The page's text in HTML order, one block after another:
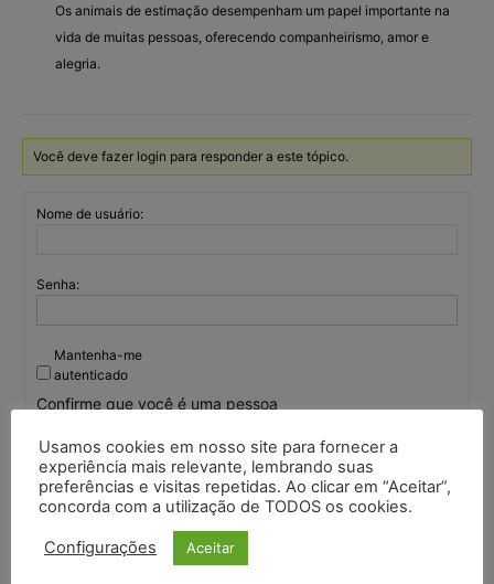
Os animais de estimação desempenham um papel importante na
vida de muitas pessoas, oferecendo companheirismo, amor e
alegria.
Você deve fazer login para responder a este tópico.
Nome de usuário:
Senha:
Mantenha-me
autenticado
Confirme que você é uma pessoa
5 + 1 =
Usamos cookies em nosso site para fornecer a
experiência mais relevante, lembrando suas
preferências e visitas repetidas. Ao clicar em “Aceitar”,
concorda com a utilização de TODOS os cookies.
Configurações Aceitar